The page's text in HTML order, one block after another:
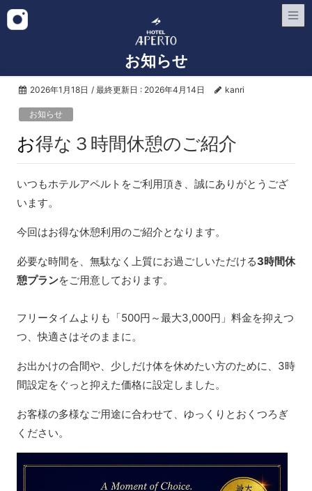
お知らせ
2026年1月18日 / 最終更新日 : 2026年4月14日 kanri
お知らせ
お得な３時間休憩のご紹介
いつもホテルアペルトをご利用頂き、誠にありがとうござ
います。
今回はお得な休憩利用のご紹介となります。
必要な時間を、無駄なく上質にお過ごしいただける3時間休
憩プランをご用意しております。
フリータイムよりも「500円～最大3,000円」料金を抑えつ
つ、快適さはそのままに。
お出かけの合間や、少しだけ体を休めたい方のために、3時
間設定をぐっと抑えた価格に設定しました。
お客様の多様なご用途に合わせて、ゆっくりとおくつろぎ
ください。